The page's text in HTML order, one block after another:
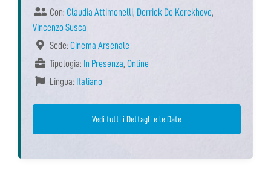
Con: Claudia Attimonelli, Derrick De Kerckhove,
Vincenzo Susca
Sede: Cinema Arsenale
Tipologia: In Presenza, Online
Lingua: Italiano
Vedi tutti i Dettagli e le Date